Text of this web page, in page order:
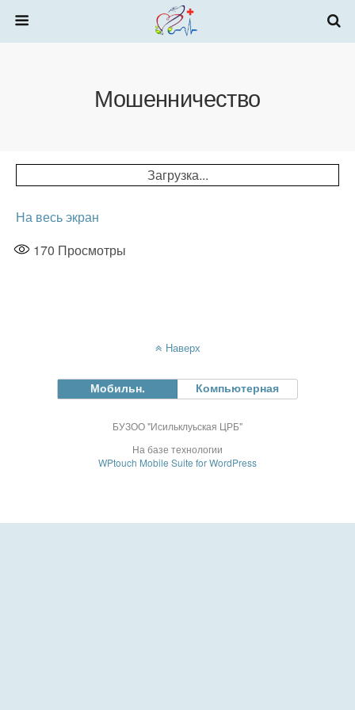
Мошенничество
Загрузка...
На весь экран
170 Просмотры
Наверх
Мобильн. Компьютерная
БУЗОО "Исильклуьская ЦРБ"
На базе технологии
WPtouch Mobile Suite for WordPress